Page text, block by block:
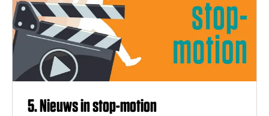
5. Nieuws in stop-motion